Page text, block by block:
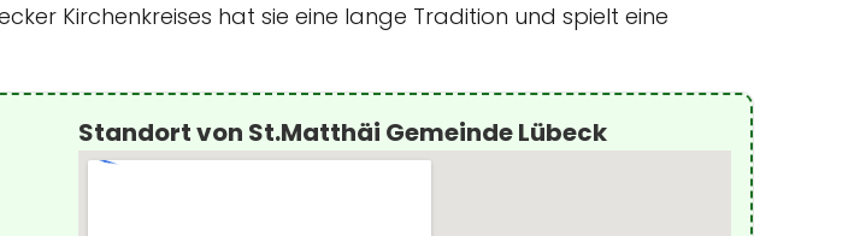
Kirchenkreises hat sie eine lange Tradition und spielt eine
Standort von St.Matthäi Gemeinde Lübeck